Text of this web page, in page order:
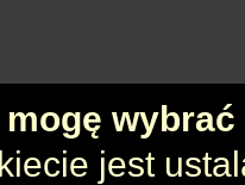
mogę
jest